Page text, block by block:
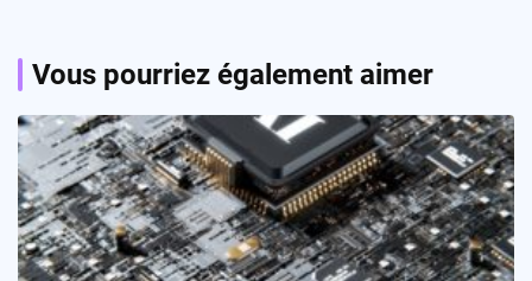
Vous pourriez également aimer